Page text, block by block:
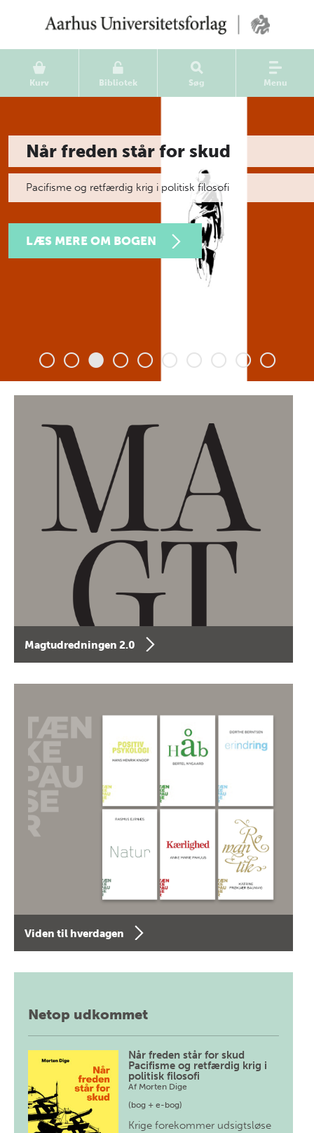
Kurv Bibliotek Søg Menu
Når freden står for skud
Pacifisme og retfærdig krig i politisk filosofi
LÆS MERE OM BOGEN
Magtudredningen 2.0
Viden til hverdagen
Netop udkommet
Når freden står for skud
Pacifisme og retfærdig krig i
politisk filosofi
Af Morten Dige
(bog + e-bog)
Krige forekommer udsigtsløse